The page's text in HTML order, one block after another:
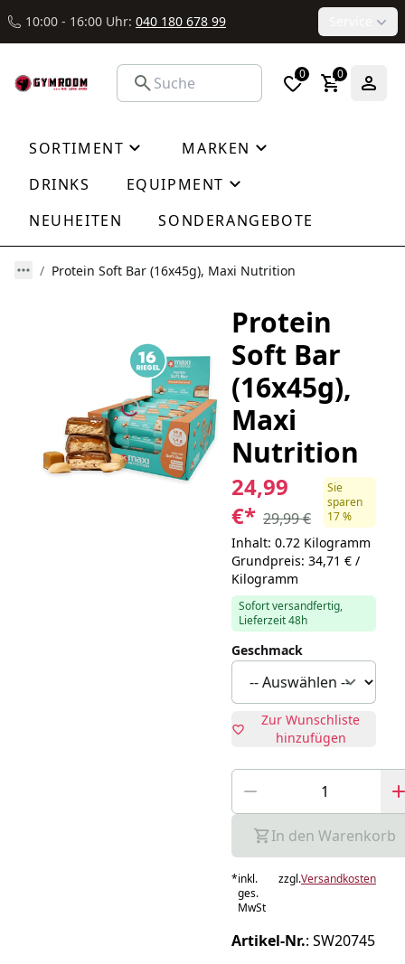
10:00 - 16:00 Uhr: 040 180 678 99
0 0
SORTIMENT
MARKEN
DRINKS
EQUIPMENT
NEUHEITEN
SONDERANGEBOTE
Protein Soft Bar (16x45g), Maxi Nutrition
Protein
Soft Bar
(16x45g),
Maxi
Nutrition
24,99
€* 29,99 €
Sie
sparen
17 %
Inhalt: 0.72 Kilogramm
Grundpreis: 34,71 € /
Kilogramm
Sofort versandfertig,
Lieferzeit 48h
Geschmack
Zur Wunschliste
hinzufügen
In den Warenkorb
*inkl.
ges.
MwSt
zzgl.Versandkosten
Artikel-Nr.: SW20745